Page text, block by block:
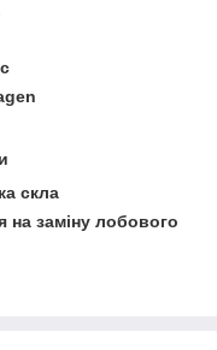
скла
на заміну лобового